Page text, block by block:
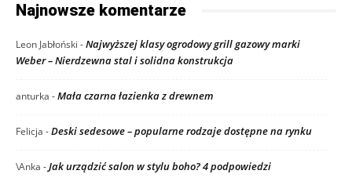
Najnowsze komentarze
Leon Jabłoński -Najwyższej klasy ogrodowy grill gazowy marki
Weber – Nierdzewna stal i solidna konstrukcja
anturka -Mała czarna łazienka z drewnem
Felicja -Deski sedesowe – popularne rodzaje dostępne na rynku
\Anka -Jak urządzić salon w stylu boho? 4 podpowiedzi